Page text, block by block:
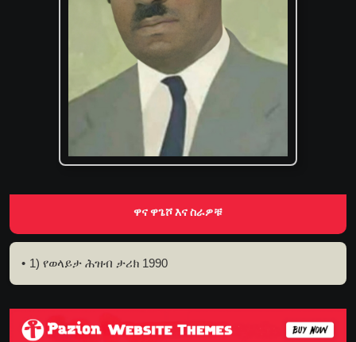
ዋና ዋጌሾ እና ስራዎቹ
1) የወላይታ ሕዝብ ታሪክ 1990